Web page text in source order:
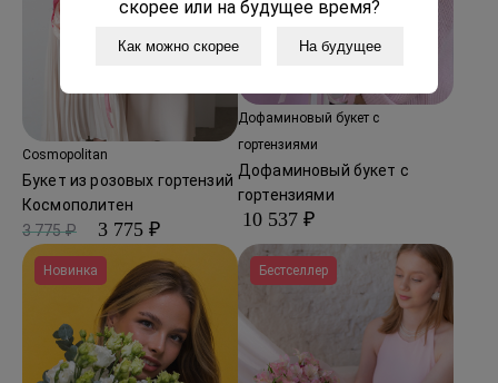
Cosmopolitan
Букет из розовых гортензий
Космополитен
3 775 ₽
3 775 ₽
Дофаминовый букет с
гортензиями
Дофаминовый букет с
гортензиями
10 537 ₽
Новинка Бестселлер
скорее или на будущее время?
Как можно скорее На будущее